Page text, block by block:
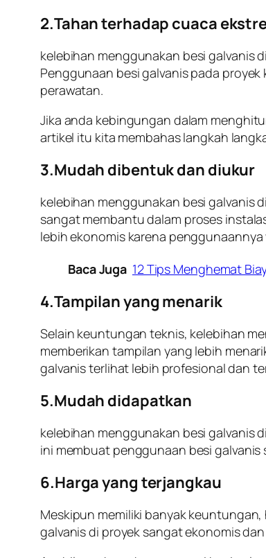
2.Tahan terhadap cuaca
kelebihan menggunakan besi galvanis
Penggunaan besi galvanis pada
perawatan.
Jika anda kebingungan dalam
artikel itu kita membahas langkah
3.Mudah dibentuk dan diukur
kelebihan menggunakan besi galvanis
sangat membantu dalam proses
lebih ekonomis karena
Baca Juga 12 Tips Menghemat
4.Tampilan yang menarik
Selain keuntungan teknis, kelebihan
memberikan tampilan yang lebih
galvanis terlihat lebih profesional dan
5.Mudah didapatkan
kelebihan menggunakan besi galvanis
ini membuat penggunaan besi
6.Harga yang terjangkau
Meskipun memiliki banyak
galvanis di proyek sangat ekonomis